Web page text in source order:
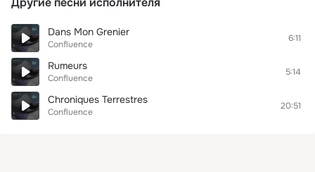
Dans Mon Grenier
Confluence
6:11
Rumeurs
Confluence
5:14
Chroniques Terrestres
Confluence
20:51